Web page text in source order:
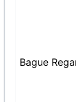
Bague